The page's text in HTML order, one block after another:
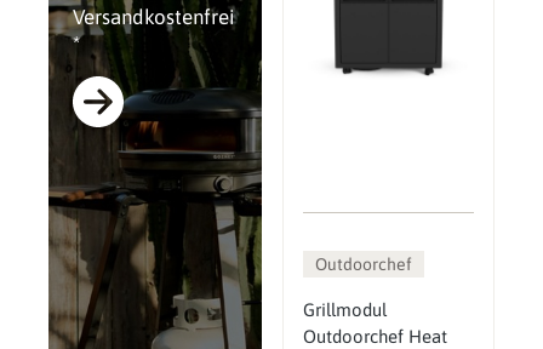
Versandkostenfrei
*
Outdoorchef
Grillmodul
Outdoorchef Heat